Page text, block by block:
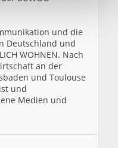
und die
Deutschland und
WOHNEN. Nach
an der
und Toulouse
und
Medien und